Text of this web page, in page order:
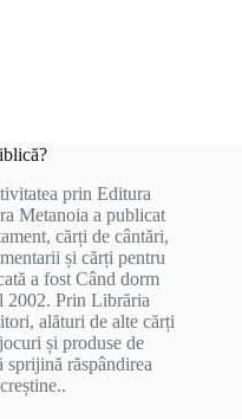
prin Editura
Metanoia a publicat
cărți de cântări,
și cărți pentru
a fost Când dorm
2002. Prin Librăria
alături de alte cărți
și produse de
răspândirea